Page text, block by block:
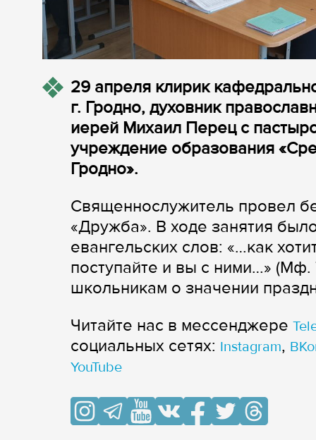
29 апреля клирик
г. Гродно, духовник
иерей Михаил Перец с
учреждение образования
Гродно».
Священнослужитель провел
«Дружба». В ходе занятия
евангельских слов: «…как
поступайте и вы с ними…»
школьникам о значении
Читайте нас в мессенджере
cоциальных сетях: Instagram,
YouTube